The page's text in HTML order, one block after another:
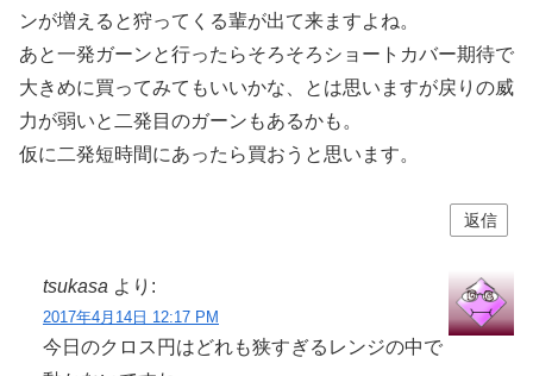
ンが増えると狩ってくる輩が出て来ますよね。
あと一発ガーンと行ったらそろそろショートカバー期待で
大きめに買ってみてもいいかな、とは思いますが戻りの威
力が弱いと二発目のガーンもあるかも。
仮に二発短時間にあったら買おうと思います。
返信
tsukasa より:
2017年4月14日 12:17 PM
今日のクロス円はどれも狭すぎるレンジの中で